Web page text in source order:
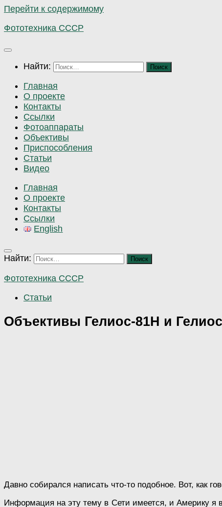
Перейти к содержимому
Фототехника СССР
Найти:
Главная
О проекте
Контакты
Ссылки
Фотоаппараты
Объективы
Приспособления
Статьи
Видео
Главная
О проекте
Контакты
Ссылки
English
Найти:
Фототехника СССР
Статьи
Объективы Гелиос-81Н и
Давно собирался написать что-то подобное. Вот, как
Информация на эту тему в Сети имеется, и Америку я